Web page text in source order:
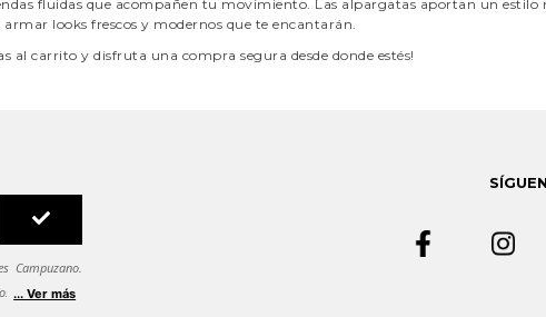
fluidas que acompañen tu movimiento. Las alpargatas aportan un estilo
looks frescos y modernos que te encantarán.
al carrito y disfruta una compra segura desde donde estés!
Campuzano.
tus datos se
... Ver más